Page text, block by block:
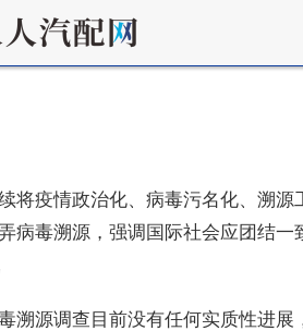
将疫情政治化、病毒污名化、溯
毒溯源，强调国际社会应团结一
溯源调查目前没有任何实质性进